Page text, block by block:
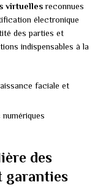
virtuellesreconnues
électronique
des parties et
indispensables à la
faciale et
des
garanties